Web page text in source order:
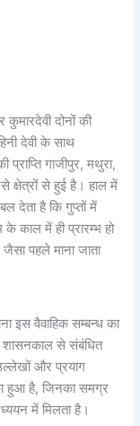
दोनों की
देवी के साथ
गाजीपुर, मथुरा,
क्षेत्रों से हुई है। हाल में
देता है कि गुप्तों में
काल में ही प्रारम्भ हो
पहले माना जाता
इस वैवाहिक सम्बन्ध का
से संबंधित
और प्रयाग
हुआ है, जिनका समग्र
में मिलता है।